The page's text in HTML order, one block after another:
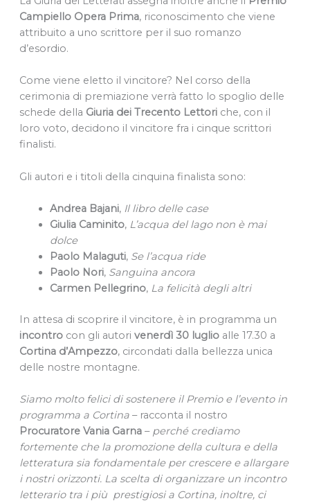
Campiello Opera Prima, riconoscimento che viene
attribuito a uno scrittore per il suo romanzo
d’esordio.
Come viene eletto il vincitore? Nel corso della
cerimonia di premiazione verrà fatto lo spoglio delle
schede della Giuria dei Trecento Lettoriche, con il
loro voto, decidono il vincitore fra i cinque scrittori
finalisti.
Gli autori e i titoli della cinquina finalista sono:
Andrea Bajani, Il libro delle case
Giulia Caminito, L’acqua del lago non è mai
dolce
Paolo Malaguti, Se l’acqua ride
Paolo Nori, Sanguina ancora
Carmen Pellegrino, La felicità degli altri
In attesa di scoprire il vincitore, è in programma un
incontrocon gli autori venerdì 30 luglioalle 17.30 a
Cortina d’Ampezzo, circondati dalla bellezza unica
delle nostre montagne.
Siamo molto felici di sostenere il Premio e l’evento in
programma a Cortina– racconta il nostro
Procuratore Vania Garna– perché crediamo
fortemente che la promozione della cultura e della
letteratura sia fondamentale per crescere e allargare
i nostri orizzonti. La scelta di organizzare un incontro
letterario tra i più prestigiosi a Cortina, inoltre, ci